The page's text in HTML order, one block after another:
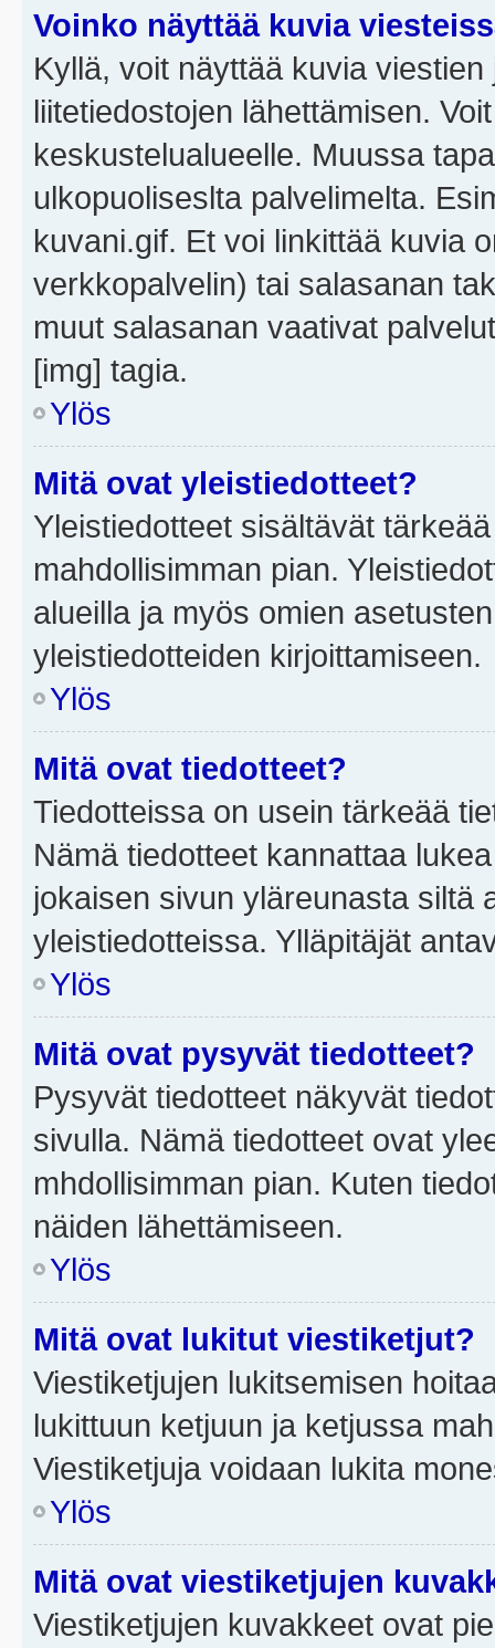
Voinko näyttää kuvia
Kyllä, voit näyttää kuvia
liitetiedostojen lähettämisen.
keskustelualueelle. Muussa
ulkopuoliseslta palvelimelta.
kuvani.gif. Et voi linkittää kuvia
verkkopalvelin) tai salasanan
muut salasanan vaativat
[img] tagia.
Ylös
Mitä ovat yleistiedotteet?
Yleistiedotteet sisältävät
mahdollisimman pian.
alueilla ja myös omien
yleistiedotteiden kirjoittamiseen.
Ylös
Mitä ovat tiedotteet?
Tiedotteissa on usein tärkeää
Nämä tiedotteet kannattaa
jokaisen sivun yläreunasta siltä
yleistiedotteissa. Ylläpitäjät
Ylös
Mitä ovat pysyvät tiedotteet?
Pysyvät tiedotteet näkyvät
sivulla. Nämä tiedotteet ovat
mhdollisimman pian. Kuten
näiden lähettämiseen.
Ylös
Mitä ovat lukitut viestiketjut?
Viestiketjujen lukitsemisen
lukittuun ketjuun ja ketjussa
Viestiketjuja voidaan lukita
Ylös
Mitä ovat viestiketjujen
Viestiketjujen kuvakkeet ovat